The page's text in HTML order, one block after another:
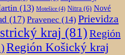
(13) Motešice (4) Nitra (6) Nové
(17) Pravenec (14) Prievidza
kraj (81) Región
Región Košický kraj